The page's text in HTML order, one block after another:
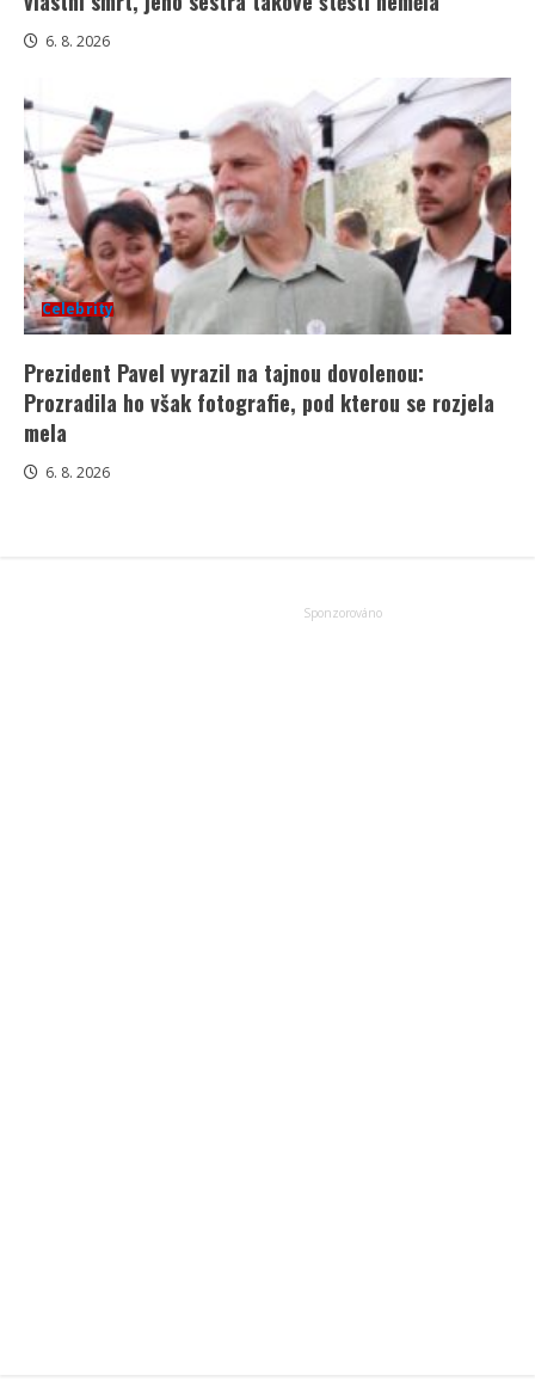
6. 8. 2026
Celebrity
Prezident Pavel vyrazil na tajnou dovolenou:
Prozradila ho však fotografie, pod kterou se rozjela
mela
6. 8. 2026